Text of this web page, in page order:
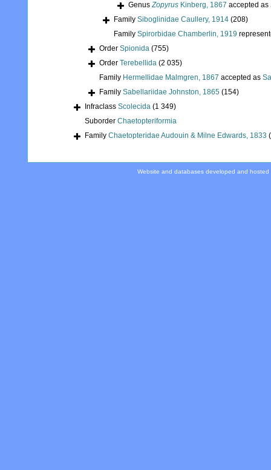
GenusZopyrus Kinberg, 1867 accepted as
Family Siboglinidae Caullery, 1914 (208)
Family Spirorbidae Chamberlin, 1919
Order Spionida (755)
Order Terebellida (2 035)
Family Hermellidae Malmgren, 1867 accepted as
Family Sabellariidae Johnston, 1865 (154)
Infraclass Scolecida (1 349)
Suborder Chaetopteriformia
Family Chaetopteridae Audouin & Milne Edwards, 1833
Website and databases developed and